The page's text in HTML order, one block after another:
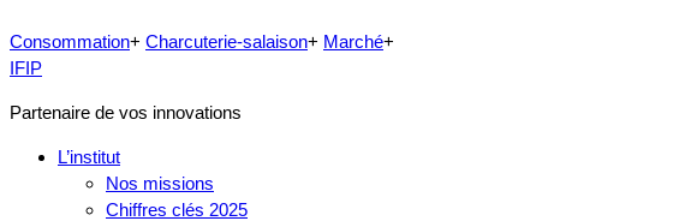
Consommation+ Charcuterie-salaison+ Marché+
IFIP
Partenaire de vos innovations
L’institut
Nos missions
Chiffres clés 2025